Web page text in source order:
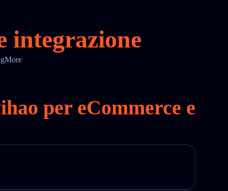
integrazione
per eCommerce e